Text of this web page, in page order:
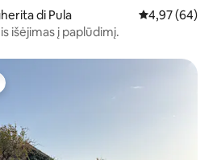
di Pula Vidutinis
4,97 (64)
išėjimas į paplūdimį.